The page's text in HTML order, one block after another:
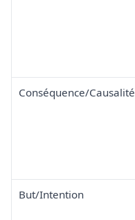
Conséquence/Causalité
But/Intention